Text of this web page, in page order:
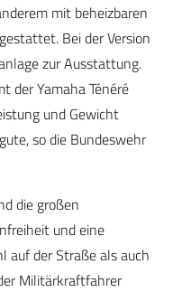
mit beheizbaren
Bei der Version
zur Ausstattung.
der Yamaha Ténéré
und Gewicht
so die Bundeswehr
die großen
und eine
auf der Straße als auch
Militärkraftfahrer